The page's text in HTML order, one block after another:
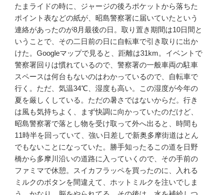
たまライドの時に、ジャージの後ろポケットから落ちた
ポイント表などの紙が、昭島警察署に届いていたという
連絡があったのが8月最後の日。取り置き期間は10日間と
いうことで、その二日前の日に自転車で引き取りに出か
けた。Googleマップで見ると、距離は31km。イベントで
警察署回りは慣れているので、警察署の一般車両の駐車
スペースは何台もないのはわかっているので、自転車で
行く。ただ、気温34℃、湿度も高い。この湿度が今年の
夏を厳しくしている。ただの暑さではないからだ。行き
は風も気持ちよく、まず快調に向かっていたのだけど、
昭島警察署で落とし物を受け取って外へ出ると、時間も
11時半を回っていて、強い日差しで新奥多摩街道はとん
でもないことになっていた。勝手知ったるこの道を日野
橋から多摩川沿いの道路に入っていくので、その手前の
ファミマで休憩。スイカフラッペを買ったのに、入れる
ミルクのボタンを間違えて、ホットミルクを注いでしま